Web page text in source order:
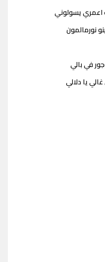
اعمري يسولوني
نورمالمون
في بالي
يا دلالي